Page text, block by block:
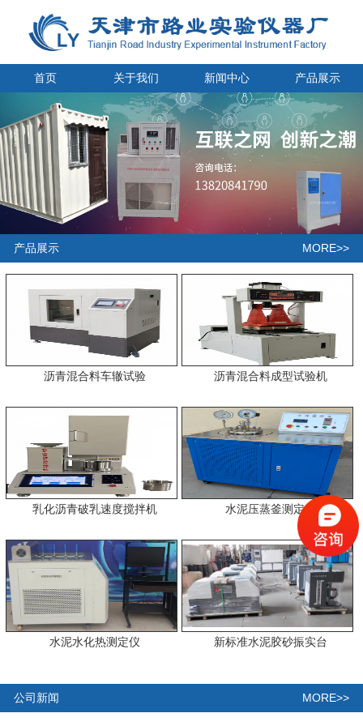
首页 关于我们 新闻中心 产品展示
产品展示 MORE>>
沥青混合料车辙试验 沥青混合料成型试验机
乳化沥青破乳速度搅拌机 水泥压蒸釜测定仪
水泥水化热测定仪 新标准水泥胶砂振实台
公司新闻 MORE>>